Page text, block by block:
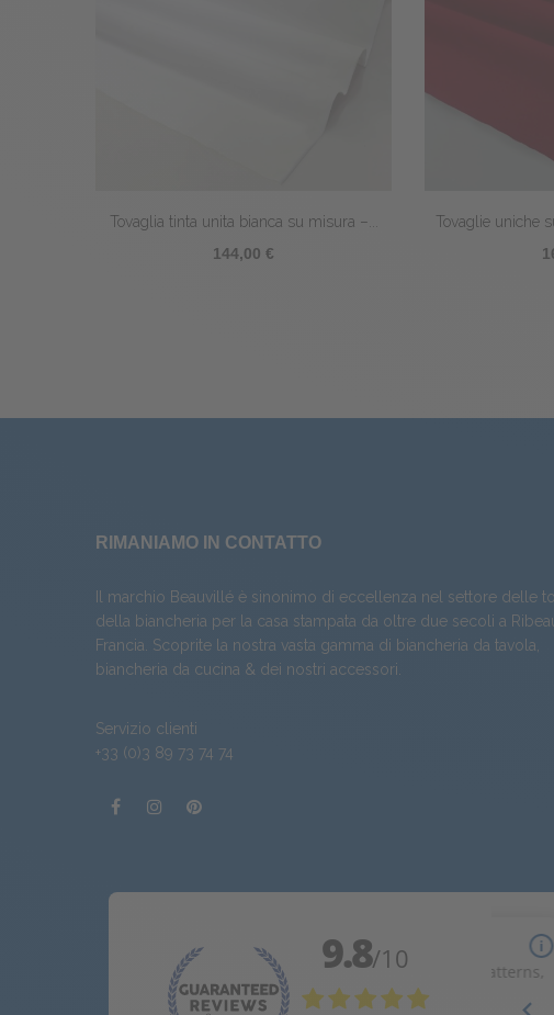
Tovaglie uniche su misura rosse 280 cm
di...
160,00 €
Tovaglia tinta
RIMANIAMO IN CONTATTO
Il marchio Beauvillé è sinonimo di eccellenza nel settore delle
della biancheria per la casa stampata da oltre due secoli a
Francia. Scoprite la nostra vasta gamma di biancheria da tavola
biancheria da cucina & dei nostri accessori
Servizio clienti
+33 (0)3 89 73 74 74